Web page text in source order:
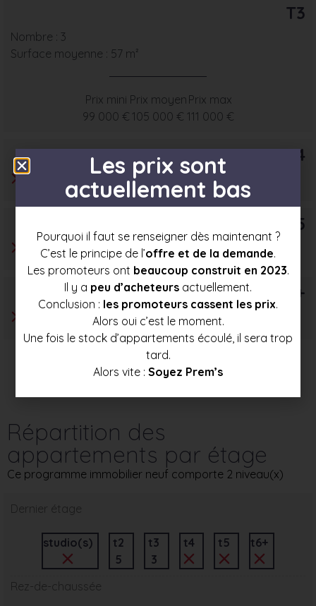
T3
Nombre : 3
Surface moyenne : 57 m²
Prix mini
99 000 €
Prix moyen
105 000 €
Prix max
111 000 €
T4
T5
T6+
Répartition des
appartements par étage
Ce programme immobilier neuf comporte 2 niveau(x)
Dernier étage
studio(s)
t2
5
t3
3
t4 t5 t6+
Rez-de-chaussée
Les prix sont
actuellement bas
Pourquoi il faut se renseigner dès maintenant ?
C’est le principe de l’offre et de la demande.
Les promoteurs ont beaucoup construit en 2023.
Il y a peu d’acheteurs actuellement.
Conclusion : les promoteurs cassent les prix.
Alors oui c’est le moment.
Une fois le stock d’appartements écoulé, il sera trop
tard.
Alors vite : Soyez Prem’s